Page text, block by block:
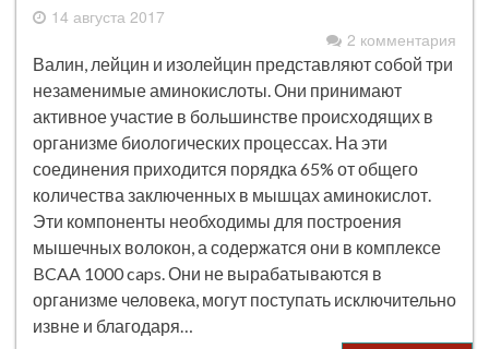
14 августа 2017
2 комментария
Валин, лейцин и изолейцин представляют собой три
незаменимые аминокислоты. Они принимают
активное участие в большинстве происходящих в
организме биологических процессах. На эти
соединения приходится порядка 65% от общего
количества заключенных в мышцах аминокислот.
Эти компоненты необходимы для построения
мышечных волокон, а содержатся они в комплексе
BCAA 1000 caps. Они не вырабатываются в
организме человека, могут поступать исключительно
извне и благодаря…